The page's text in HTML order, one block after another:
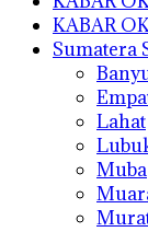
KABAR
Sumatera
Lahat
Muba